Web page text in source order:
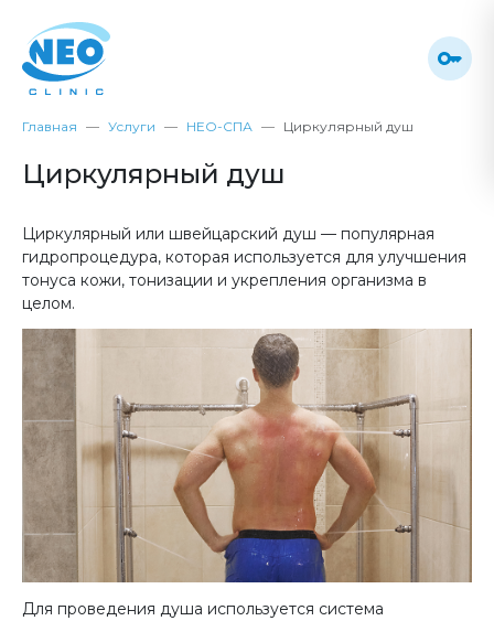
Главная Услуги НЕО-СПА Циркулярный душ
Циркулярный душ
Циркулярный или швейцарский душ — популярная
гидропроцедура, которая используется для улучшения
тонуса кожи, тонизации и укрепления организма в
целом.
Для проведения душа используется система